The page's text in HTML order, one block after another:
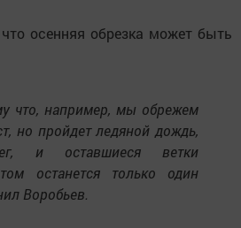
осенняя обрезка может быть
что, например, мы обрежем
но пройдет ледяной дождь,
и оставшиеся ветки
останется только один
Воробьев.